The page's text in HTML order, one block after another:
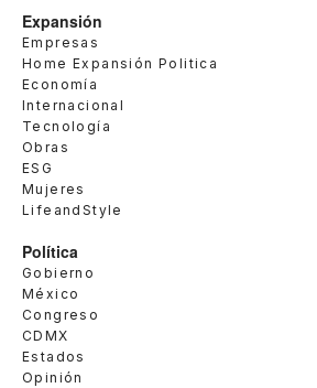
Expansión
Empresas
Home Expansión Politica
Economía
Internacional
Tecnología
Obras
ESG
Mujeres
LifeandStyle
Política
Gobierno
México
Congreso
CDMX
Estados
Opinión